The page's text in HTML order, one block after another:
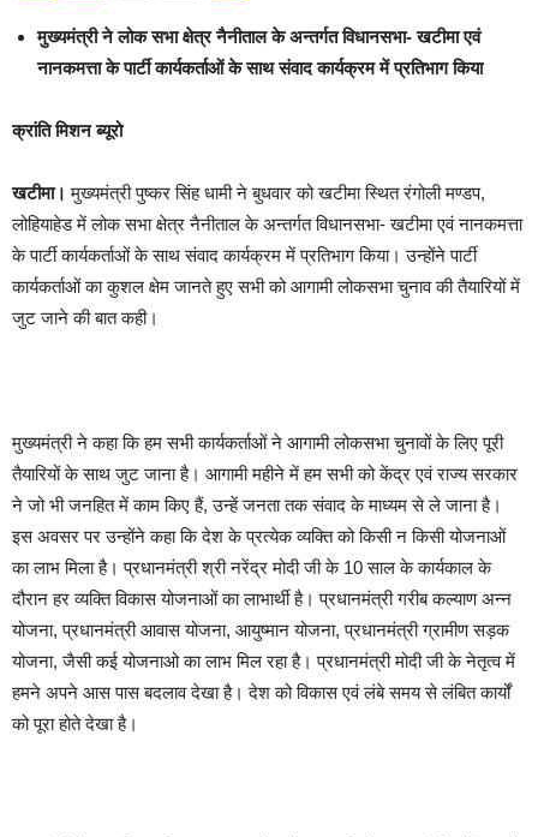
मुख्यमंत्री ने लोक सभा क्षेत्र नैनीताल के अन्तर्गत विधानसभा- खटीमा एवं
नानकमत्ता के पार्टी कार्यकर्ताओं के साथ संवाद कार्यक्रम में प्रतिभाग किया
क्रांति मिशन ब्यूरो
खटीमा। मुख्यमंत्री पुष्कर सिंह धामी ने बुधवार को खटीमा स्थित रंगोली मण्डप,
लोहियाहेड में लोक सभा क्षेत्र नैनीताल के अन्तर्गत विधानसभा- खटीमा एवं नानकमत्ता
के पार्टी कार्यकर्ताओं के साथ संवाद कार्यक्रम में प्रतिभाग किया। उन्होंने पार्टी
कार्यकर्ताओं का कुशल क्षेम जानते हुए सभी को आगामी लोकसभा चुनाव की तैयारियों में
जुट जाने की बात कही।
मुख्यमंत्री ने कहा कि हम सभी कार्यकर्ताओं ने आगामी लोकसभा चुनावों के लिए पूरी
तैयारियों के साथ जुट जाना है। आगामी महीने में हम सभी को केंद्र एवं राज्य सरकार
ने जो भी जनहित में काम किए हैं, उन्हें जनता तक संवाद के माध्यम से ले जाना है।
इस अवसर पर उन्होंने कहा कि देश के प्रत्येक व्यक्ति को किसी न किसी योजनाओं
का लाभ मिला है। प्रधानमंत्री श्री नरेंद्र मोदी जी के 10 साल के कार्यकाल के
दौरान हर व्यक्ति विकास योजनाओं का लाभार्थी है। प्रधानमंत्री गरीब कल्याण अन्न
योजना, प्रधानमंत्री आवास योजना, आयुष्मान योजना, प्रधानमंत्री ग्रामीण सड़क
योजना, जैसी कई योजनाओ का लाभ मिल रहा है। प्रधानमंत्री मोदी जी के नेतृत्व में
हमने अपने आस पास बदलाव देखा है। देश को विकास एवं लंबे समय से लंबित कार्यों
को पूरा होते देखा है।